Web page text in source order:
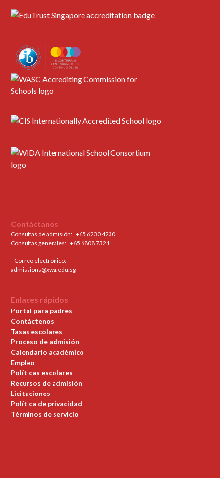
Contáctanos
Consultas de admisión:+65 6230 4230
Consultas generales: ‍+65 6808 7321
Correo electrónico:
admissions@xwa.edu.sg
Enlaces rápidos
Portal para padres
Contáctenos
Tasas escolares
Proceso de admisión
Calendario académico
Empleo
Políticas escolares
Recursos de admisión
Licitaciones
Política de privacidad
Términos de servicio